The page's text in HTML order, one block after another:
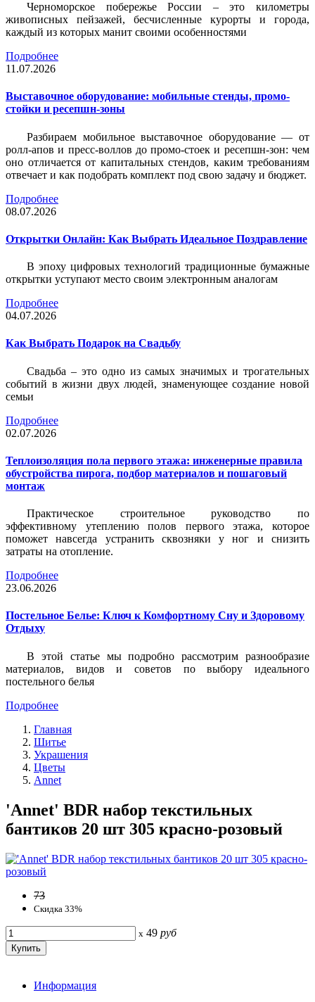
Черноморское побережье России – это километры
живописных пейзажей, бесчисленные курорты и города,
каждый из которых манит своими особенностями
Подробнее
11.07.2026
Выставочное оборудование: мобильные стенды, промо-
стойки и ресепшн-зоны
Разбираем мобильное выставочное оборудование — от
ролл-апов и пресс-воллов до промо-стоек и ресепшн-зон: чем
оно отличается от капитальных стендов, каким требованиям
отвечает и как подобрать комплект под свою задачу и бюджет.
Подробнее
08.07.2026
Открытки Онлайн: Как Выбрать Идеальное Поздравление
В эпоху цифровых технологий традиционные бумажные
открытки уступают место своим электронным аналогам
Подробнее
04.07.2026
Как Выбрать Подарок на Свадьбу
Свадьба – это одно из самых значимых и трогательных
событий в жизни двух людей, знаменующее создание новой
семьи
Подробнее
02.07.2026
Теплоизоляция пола первого этажа: инженерные правила
обустройства пирога, подбор материалов и пошаговый
монтаж
Практическое строительное руководство по
эффективному утеплению полов первого этажа, которое
поможет навсегда устранить сквозняки у ног и снизить
затраты на отопление.
Подробнее
23.06.2026
Постельное Белье: Ключ к Комфортному Сну и Здоровому
Отдыху
В этой статье мы подробно рассмотрим разнообразие
материалов, видов и советов по выбору идеального
постельного белья
Подробнее
Главная
Шитье
Украшения
Цветы
Annet
'Annet' BDR набор текстильных
бантиков 20 шт 305 красно-розовый
73
Скидка 33%
x 49 руб
Информация